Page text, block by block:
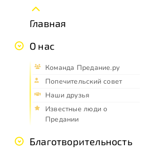
Главная
О нас
Команда Предание.ру
Попечительский совет
Наши друзья
Известные люди о
Предании
Благотворительность